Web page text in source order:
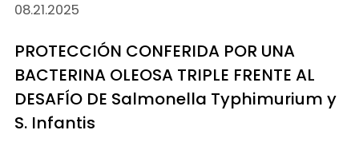
08.21.2025
PROTECCIÓN CONFERIDA POR UNA
BACTERINA OLEOSA TRIPLE FRENTE AL
DESAFÍO DE Salmonella Typhimurium y
S. Infantis